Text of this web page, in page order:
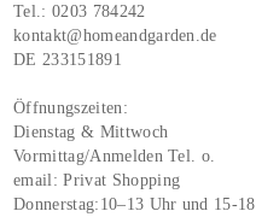
Tel.:0203 784242
kontakt@homeandgarden.de
DE 233151891
Öffnungszeiten:
Dienstag & Mittwoch
Vormittag/Anmelden Tel. o.
email:Privat Shopping
Donnerstag:10–13 Uhr und 15-18